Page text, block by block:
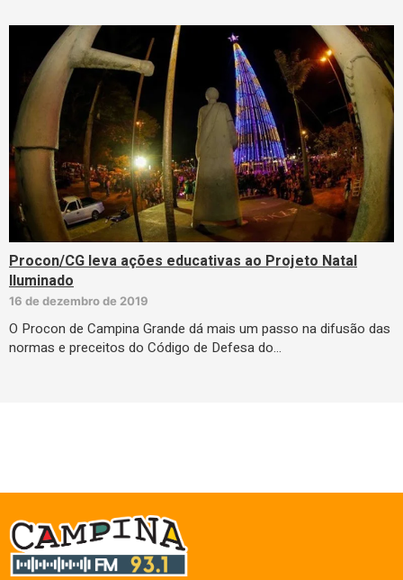
Procon/CG leva ações educativas ao Projeto Natal
Iluminado
16 de dezembro de 2019
O Procon de Campina Grande dá mais um passo na difusão das
normas e preceitos do Código de Defesa do…